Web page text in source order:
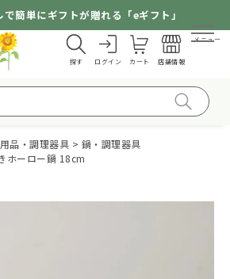
で簡単にギフトが贈れる「eギフト」
探す ログイン カート 店舗情報
メニュー
品・調理器具
鍋・調理器具
ホーロー鍋 18cm